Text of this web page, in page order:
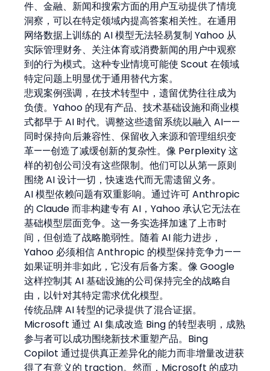
件、金融、新闻和搜索方面的用户互动提供了情境
洞察，可以在特定领域内提高答案相关性。在通用
网络数据上训练的 AI 模型无法轻易复制 Yahoo 从
实际管理财务、关注体育或消费新闻的用户中观察
到的行为模式。这种专业情境可能使 Scout 在领域
特定问题上明显优于通用替代方案。
悲观案例强调，在技术转型中，遗留优势往往成为
负债。Yahoo 的现有产品、技术基础设施和商业模
式都早于 AI 时代。调整这些遗留系统以融入 AI——
同时保持向后兼容性、保留收入来源和管理组织变
革——创造了减缓创新的复杂性。像 Perplexity 这
样的初创公司没有这些限制。他们可以从第一原则
围绕 AI 设计一切，快速迭代而无需遗留义务。
AI 模型依赖问题有双重影响。通过许可 Anthropic
的 Claude 而非构建专有 AI，Yahoo 承认它无法在
基础模型层面竞争。这一务实选择加速了上市时
间，但创造了战略脆弱性。随着 AI 能力进步，
Yahoo 必须相信 Anthropic 的模型保持竞争力——
如果证明并非如此，它没有后备方案。像 Google
这样控制其 AI 基础设施的公司保持完全的战略自
由，以针对其特定需求优化模型。
传统品牌 AI 转型的记录提供了混合证据。
Microsoft 通过 AI 集成改造 Bing 的转型表明，成熟
参与者可以成功围绕新技术重塑产品。Bing
Copilot 通过提供真正差异化的能力而非增量改进获
得了有意义的 traction。然而，Microsoft 的成功